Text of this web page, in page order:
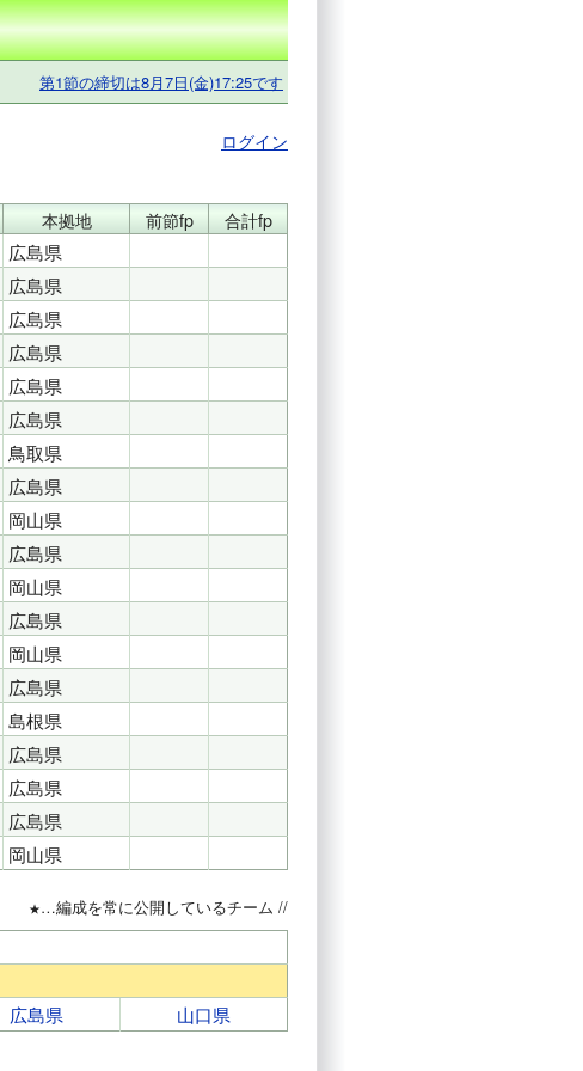
第1節の締切は8月7日(金)17:25です
ログイン
本拠地 前節fp
合計fp
広島県
広島県
広島県
広島県
広島県
広島県
鳥取県
広島県
岡山県
広島県
岡山県
広島県
岡山県
広島県
島根県
広島県
広島県
広島県
岡山県
…編成を常に公開しているチーム //
広島県 山口県